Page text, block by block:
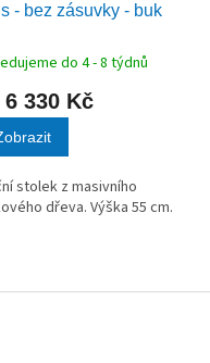
R
- bez zásuvky - buk
do 4 - 8 týdnů
6 330 Kč
stolek z masivního
dřeva. Výška 55 cm.